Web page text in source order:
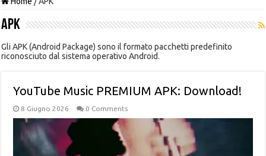
APK
Gli APK (Android Package) sono il formato pacchetti predefinito
riconosciuto dal sistema operativo Android.
YouTube Music PREMIUM APK: Download!
8 Giugno 2026 0 Comments